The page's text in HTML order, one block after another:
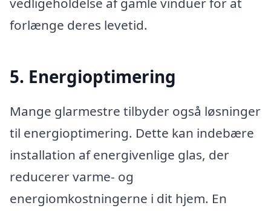
forlænge deres levetid.
5. Energioptimering
Mange glarmestre tilbyder også løsninger
til energioptimering. Dette kan indebære
installation af energivenlige glas, der
reducerer varme- og
energiomkostningerne i dit hjem. En